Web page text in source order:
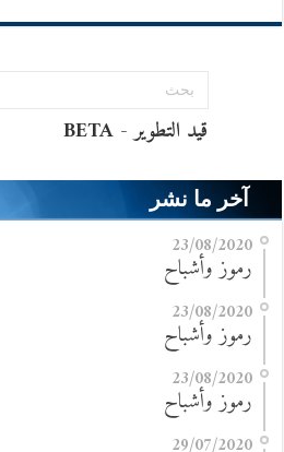
آخر ما نشر
23/08/2020
رموز وأشباح
23/08/2020
رموز وأشباح
23/08/2020
رموز وأشباح